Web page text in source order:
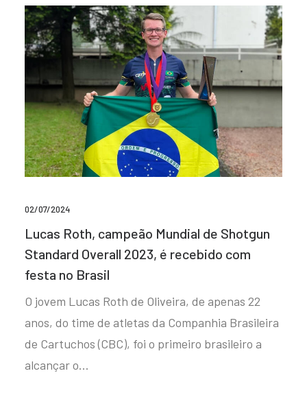
02/07/2024
Lucas Roth, campeão Mundial de Shotgun
Standard Overall 2023, é recebido com
festa no Brasil
O jovem Lucas Roth de Oliveira, de apenas 22
anos, do time de atletas da Companhia Brasileira
de Cartuchos (CBC), foi o primeiro brasileiro a
alcançar o…